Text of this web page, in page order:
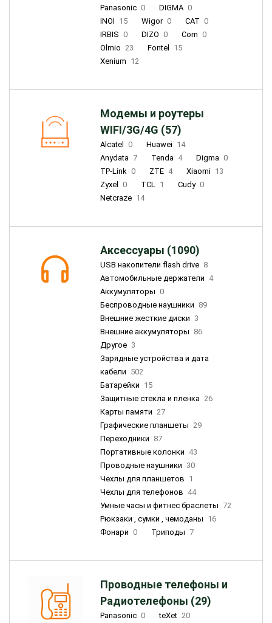
Panasonic 0 DIGMA 0
INOI 15 Wigor 0 CAT 0
IRBIS 0 DIZO 0 Corn 0
Olmio 23 Fontel
15
Xenium 12
Модемы и роутеры
WIFI/3G/4G (57)
Alcatel 0 Huawei 14
Anydata 7 Tenda 4 Digma 0
TP-Link 0 ZTE 4 Xiaomi 13
Zyxel
0 TCL 1 Cudy 0
Netcraze 14
Аксессуары (1090)
USB накопители flash drive 8
Автомобильные держатели 4
Аккумуляторы 0
Беспроводные наушники 89
Внешние жесткие диски 3
Внешние аккумуляторы 86
Другое 3
Зарядные устройства и дата
кабели 502
Батарейки 15
Защитные стекла и пленка 26
Карты памяти 27
Графические планшеты 29
Переходники 87
Портативные колонки 43
Проводные наушники 30
Чехлы для планшетов 1
Чехлы для телефонов 44
Умные часы и фитнес браслеты 72
Рюкзаки , сумки , чемоданы 16
Фонари 0 Триподы 7
Проводные телефоны и
Радиотелефоны (29)
Panasonic 0 teXet 20